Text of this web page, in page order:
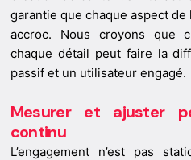
garantie que chaque aspect de
accroc. Nous croyons que
chaque détail peut faire la
passif et un utilisateur engagé.
Mesurer et ajuster
continu
L’engagement n’est pas